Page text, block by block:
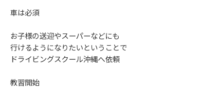
車は必須
お子様の送迎やスーパーなどにも
行けるようになりたいということで
ドライビングスクール沖縄へ依頼
教習開始